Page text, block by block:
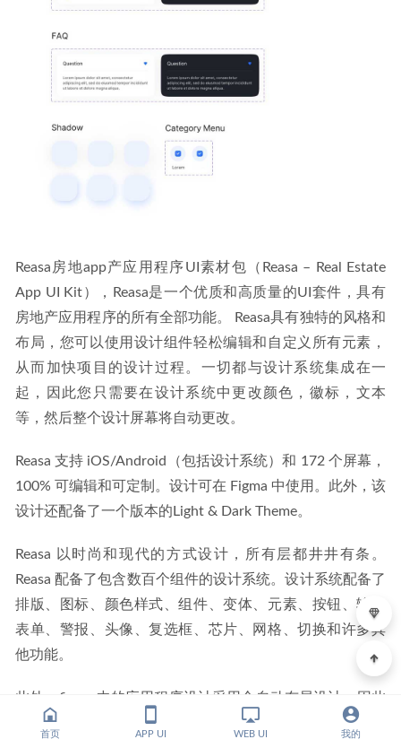
Reasa房地app产应用程序UI素材包（Reasa – Real Estate
App UI Kit），Reasa是一个优质和高质量的UI套件，具有
房地产应用程序的所有全部功能。 Reasa具有独特的风格和
布局，您可以使用设计组件轻松编辑和自定义所有元素，
从而加快项目的设计过程。一切都与设计系统集成在一
起，因此您只需要在设计系统中更改颜色，徽标，文本
等，然后整个设计屏幕将自动更改。
Reasa 支持 iOS/Android（包括设计系统）和 172 个屏幕，
100% 可编辑和可定制。设计可在 Figma 中使用。此外，该
设计还配备了一个版本的Light & Dark Theme。
Reasa 以时尚和现代的方式设计，所有层都井井有条。
Reasa 配备了包含数百个组件的设计系统。设计系统配备了
排版、图标、颜色样式、组件、变体、元素、按钮、输入
表单、警报、头像、复选框、芯片、网格、切换和许多其
他功能。
此外，figma 中的应用程序设计采用全自动布局设计，因此
如果您想编辑、删除或添加某些部分，它具有很强的适应
首页 APP UI WEB UI 我的